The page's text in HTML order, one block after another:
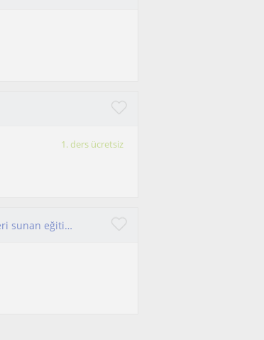
1. ders ücretsiz
Nevşehirde çocuklar ve yetişkinler için özel İngilizce dersleri sunan eğitimci